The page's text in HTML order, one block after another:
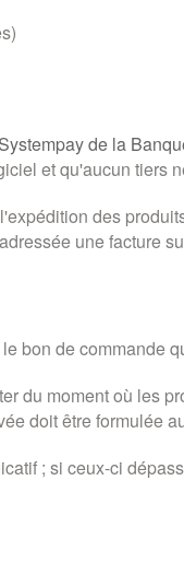
Systempay de la
et qu'aucun tiers
des
une facture
bon de commande
du moment où les
doit être formulée
; si ceux-ci